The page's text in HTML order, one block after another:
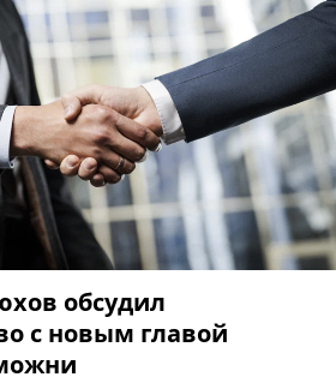
обсудил
с новым главой